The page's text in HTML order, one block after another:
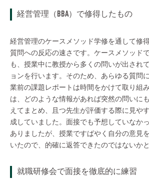
経営管理（BBA）で修得したもの
経営管理のケースメソッド学修を通して修
質問への反応の速さです。ケースメソッド
も、授業中に教授から多くの問いが出され
ョンを行います。そのため、あらゆる質問
業前の課題レポートは時間をかけて取り組
は、どのような情報があれば突然の問いに
えてまとめ、且つ先生が評価する際に見や
成していました。面接でも予想していなか
ありましたが、授業ですばやく自分の意見
いたので、的確に返答できたのではないかと
就職研修会で面接を徹底的に練習